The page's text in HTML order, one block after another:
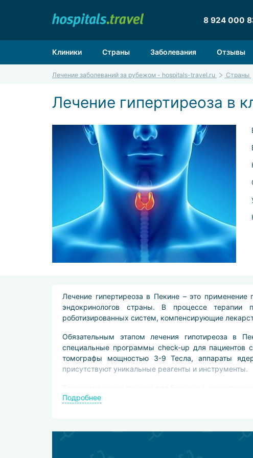
8 924 000
Клиники Страны Заболевания Отзывы
Лечение заболеваний за рубежом - hospitals-travel.ru Страны
Лечение гипертиреоза в
Лечение гипертиреоза в Пекине – это
эндокринологов страны. В процессе терапии
роботизированных систем, компенсирующие
Обязательным этапом лечения гипотиреоза в
специальные программы check-up для пациентов
томографы мощностью 3-9 Тесла, аппараты
присутствуют уникальные реагенты и инструменты.
Подробнее